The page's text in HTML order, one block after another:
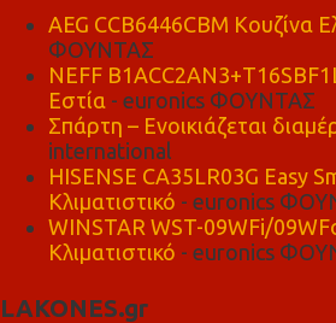
AEG CCB6446CBM Κουζίνα
ΦΟΥΝΤΑΣ
NEFF
Εστία - euronics ΦΟΥΝΤΑΣ
Σπάρτη – Ενοικιάζεται
international
HISENSE CA35LR03G Easy
Κλιματιστικό - euronics
WINSTAR WST-09WFi/
Κλιματιστικό - euronics
LAKONES.gr